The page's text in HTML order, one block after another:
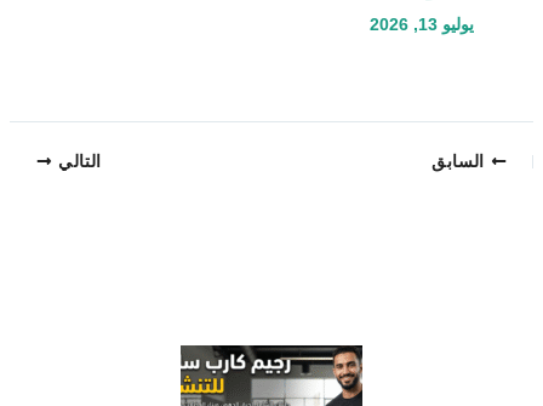
يوليو 13, 2026
السابق التالي